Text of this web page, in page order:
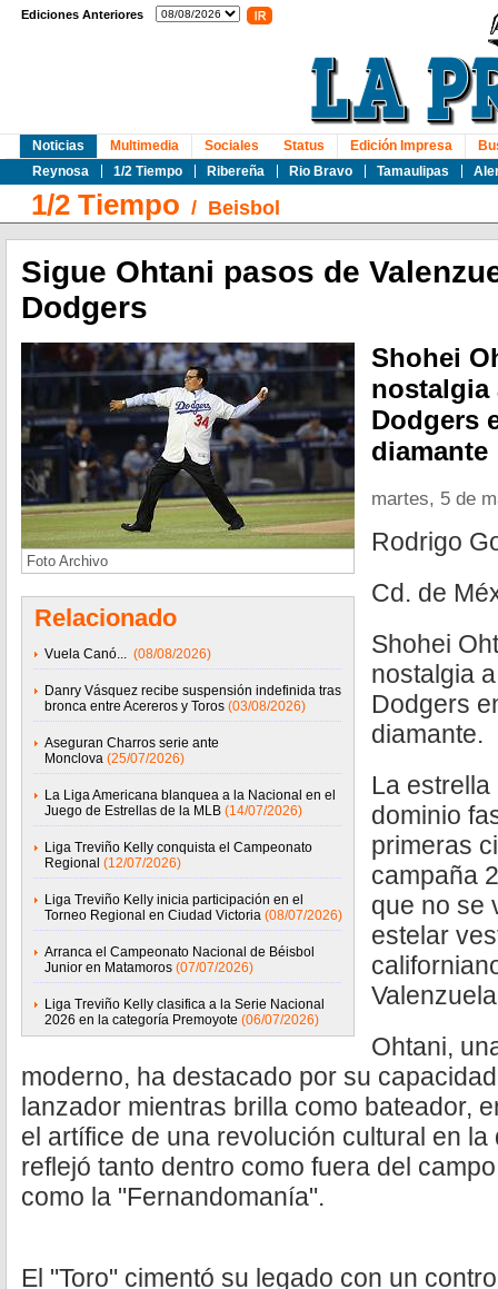
Ediciones Anteriores
Noticias
Reynosa
1/2 Tiempo Ribereña Rio Bravo Tamaulipas
Multimedia Sociales Status Edición Impresa
1/2 Tiempo / Beisbol
Sigue Ohtani pasos de
Dodgers
Foto Archivo
Relacionado
Vuela Canó... (08/08/2026)
Danry Vásquez recibe suspensión indefinida tras
bronca entre Acereros y Toros (03/08/2026)
Aseguran Charros serie ante
Monclova (25/07/2026)
La Liga Americana blanquea a la Nacional en el
Juego de Estrellas de la MLB (14/07/2026)
Liga Treviño Kelly conquista el Campeonato
Regional (12/07/2026)
Liga Treviño Kelly inicia participación en el
Torneo Regional en Ciudad Victoria (08/07/2026)
Arranca el Campeonato Nacional de Béisbol
Junior en Matamoros (07/07/2026)
Liga Treviño Kelly clasifica a la Serie Nacional
2026 en la categoría Premoyote (06/07/2026)
Shohei
nostalgia
Dodgers
diamante
martes, 5 de
Rodrigo
Cd. de
Shohei
nostalgia
Dodgers
diamante.
La
dominio
primeras
campaña
que no se
estelar
Ohtani,
moderno, ha destacado por su
lanzador mientras brilla como bateador,
el artífice de una revolución cultural en
reflejó tanto dentro como fuera del
como la "Fernandomanía".
El "Toro" cimentó su legado con un